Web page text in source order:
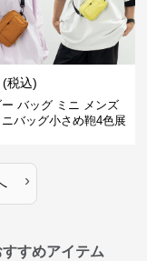
(税込)
バッグ ミニ メンズ
バッグ小さめ鞄4色展
›
すめアイテム